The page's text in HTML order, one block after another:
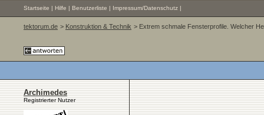
Startseite | Hilfe | Benutzerliste | Impressum/Datenschutz |
tektorum.de > Konstruktion & Technik > Extrem schmale Fensterprofile. Welcher
Archimedes
Registrierter Nutzer